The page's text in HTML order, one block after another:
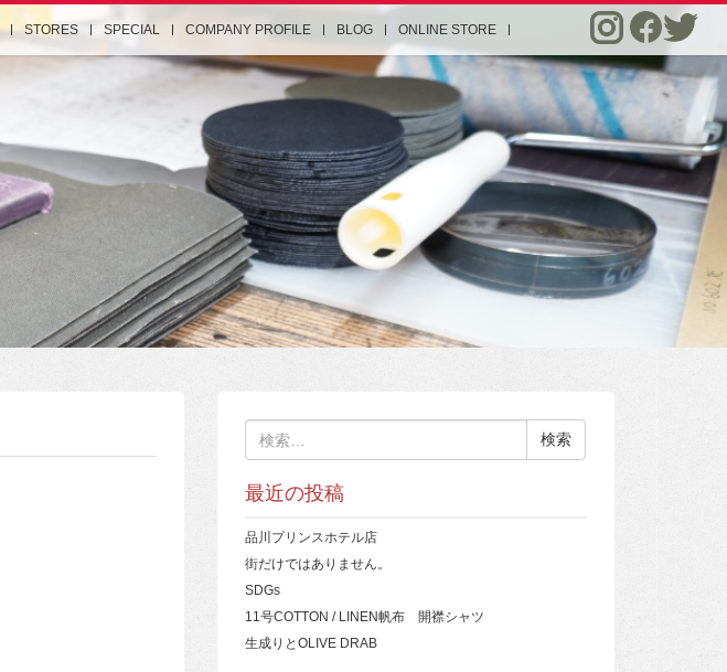
STORES SPECIAL COMPANY PROFILE BLOG ONLINE STORE
索:
最近の投稿
品川プリンスホテル店
街だけではありません。
SDGs
11号COTTON / LINEN帆布 開襟シャツ
生成りとOLIVE DRAB